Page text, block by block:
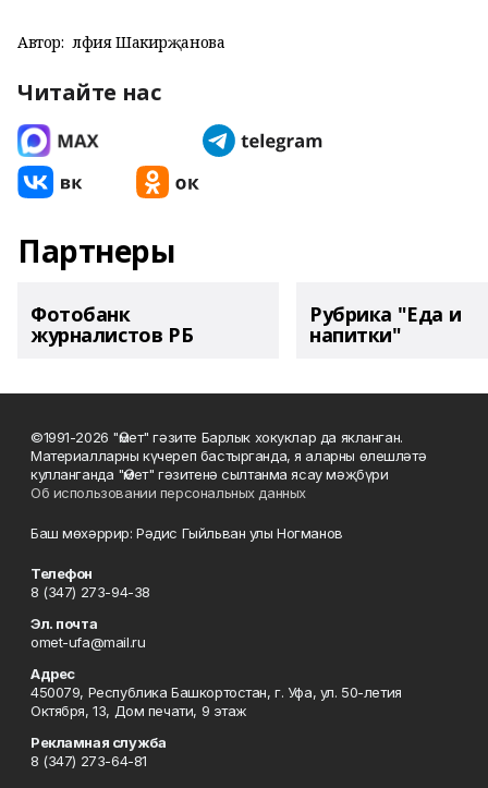
Автор: Әлфия Шакирҗанова
Читайте нас
Партнеры
Фотобанк
журналистов РБ
Рубрика "Еда и
напитки"
©1991-2026 "Өмет" гәзите Барлык хокуклар да якланган.
Материалларны күчереп бастырганда, я аларны өлешләтә
кулланганда "Өмет" гәзитенә сылтанма ясау мәҗбүри
Об использовании персональных данных
Баш мөхәррир: Рәдис Гыйльван улы Ногманов
Телефон
8 (347) 273-94-38
Эл. почта
omet-ufa@mail.ru
Адрес
450079, Республика Башкортостан, г. Уфа, ул. 50-летия
Октября, 13, Дом печати, 9 этаж
Рекламная служба
8 (347) 273-64-81